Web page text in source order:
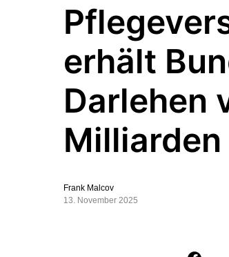
erhält
Darlehen
Milliarden
Frank Malcov
13. November 2025